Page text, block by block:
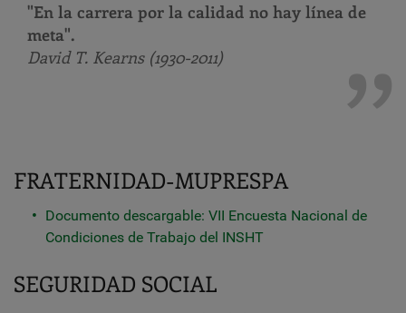
"En la carrera por la calidad no hay línea de
meta".
David T. Kearns (1930-2011)
FRATERNIDAD-MUPRESPA
Documento descargable: VII Encuesta Nacional de
Condiciones de Trabajo del INSHT
SEGURIDAD SOCIAL